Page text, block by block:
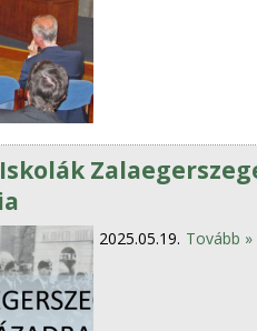
2025.05.19. Tovább »